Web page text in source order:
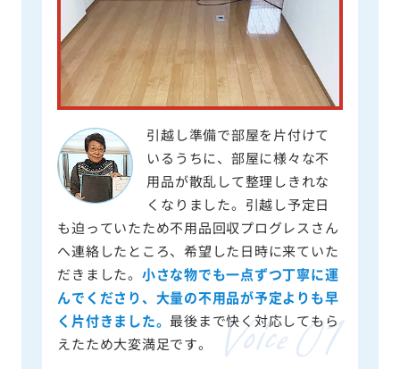
引越し準備で部屋を片付けて
いるうちに、部屋に様々な不
用品が散乱して整理しきれな
くなりました。引越し予定日
も迫っていたため不用品回収プログレスさん
へ連絡したところ、希望した日時に来ていた
だきました。 小さな物でも一点ずつ丁寧に運
んでくださり、大量の不用品が予定よりも早
く片付きました。 最後まで快く対応してもら
えたため大変満足です。